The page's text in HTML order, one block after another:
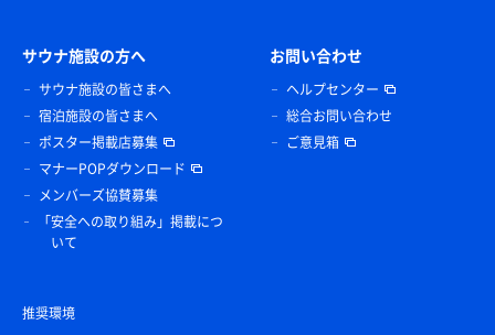
サウナ施設の方へ
サウナ施設の皆さまへ
宿泊施設の皆さまへ
ポスター掲載店募集
マナーPOPダウンロード
メンバーズ協賛募集
「安全への取り組み」掲載につ
いて
お問い合わせ
ヘルプセンター
総合お問い合わせ
ご意見箱
推奨環境